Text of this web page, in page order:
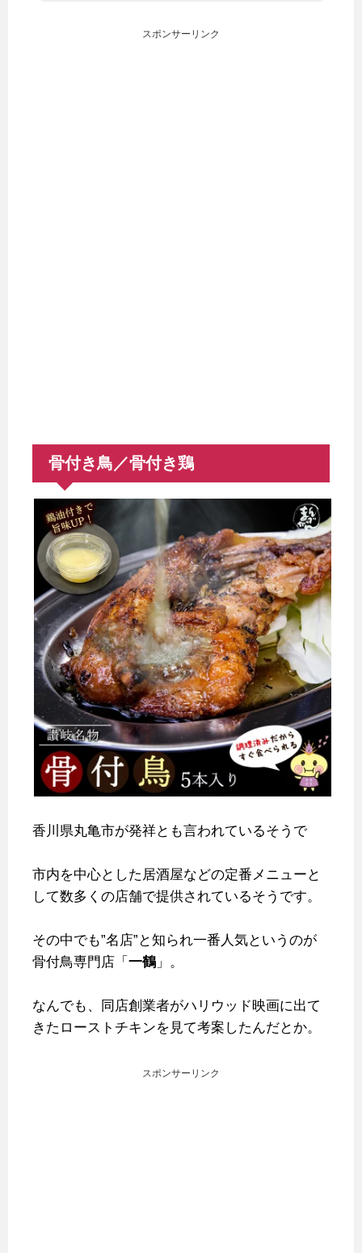
スポンサーリンク
骨付き鳥／骨付き鶏
香川県丸亀市が発祥とも言われているそうで
市内を中心とした居酒屋などの定番メニューと
して数多くの店舗で提供されているそうです。
その中でも”名店”と知られ一番人気というのが
骨付鳥専門店「 一鶴 」。
なんでも、同店創業者がハリウッド映画に出て
きたローストチキンを見て考案したんだとか。
スポンサーリンク